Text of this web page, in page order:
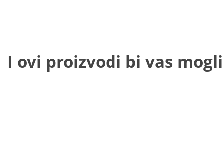
I ovi proizvodi bi vas